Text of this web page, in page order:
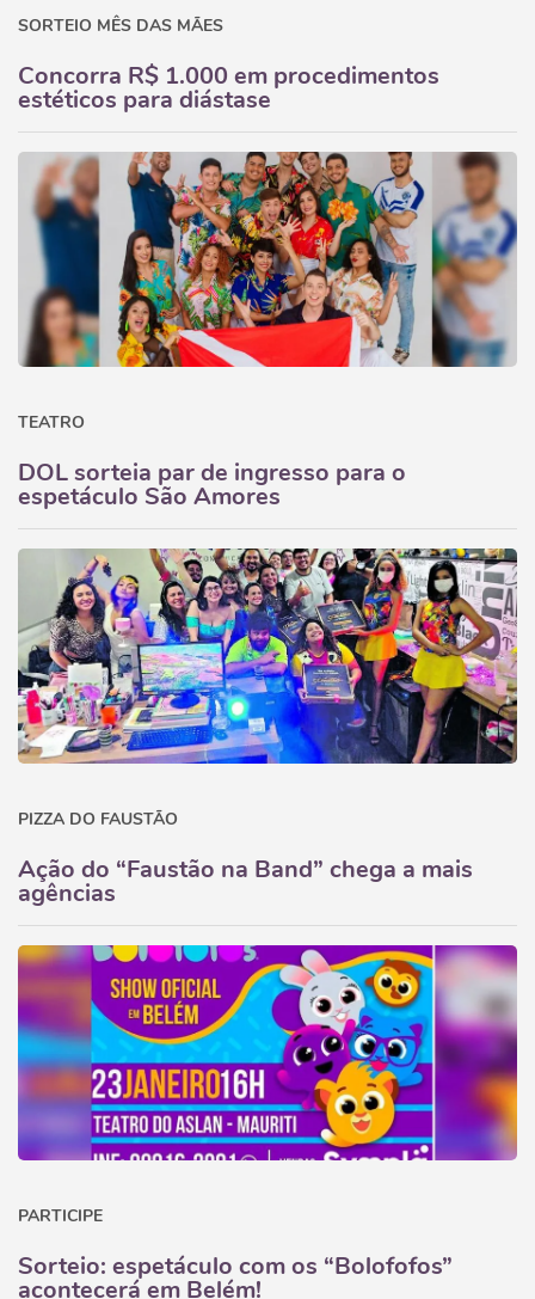
SORTEIO MÊS DAS MÃES
Concorra R$ 1.000 em procedimentos
estéticos para diástase
TEATRO
DOL sorteia par de ingresso para o
espetáculo São Amores
PIZZA DO FAUSTÃO
Ação do “Faustão na Band” chega a mais
agências
PARTICIPE
Sorteio: espetáculo com os “Bolofofos”
acontecerá em Belém!